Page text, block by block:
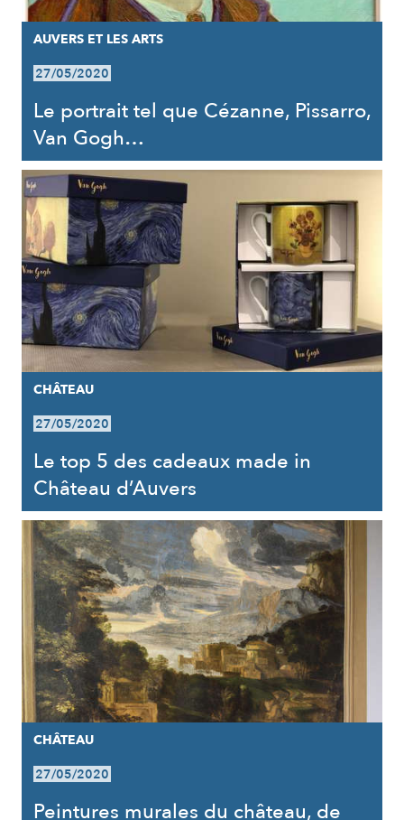
AUVERS ET LES ARTS
27/05/2020
Le portrait tel que Cézanne, Pissarro,
Van Gogh…
CHÂTEAU
27/05/2020
Le top 5 des cadeaux made in
Château d’Auvers
CHÂTEAU
27/05/2020
Peintures murales du château, de